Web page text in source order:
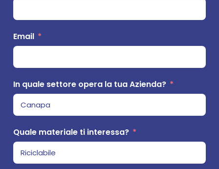
Email
In quale settore opera la tua Azienda?
Quale materiale ti interessa?